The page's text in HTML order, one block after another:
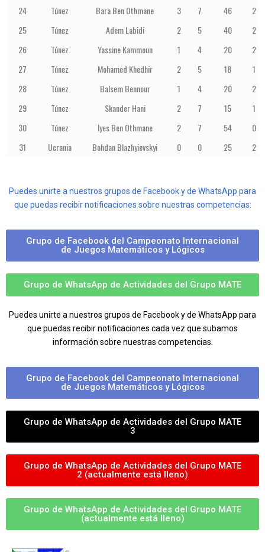
24
Túnez Bara Ben Othmane 3 7 46
2
25
Túnez Adem Labidi 2 5 40
2
26
Túnez Yassine Kammoun 1 4 20
2
27
Túnez Mohamed Khedhir 2 5 18
1
28
Túnez Balsem Bennour 1 4 20
2
29
Túnez Skander Hani 2 7 15
1
30
Túnez Iyes Ben Othmane 2 7 54
0
31
Ucrania Bohdan Blazhyievskyi 0 0 25 2
Puedes unirte a nuestros grupos de Facebook y de WhatsApp para
que puedas recibir notificaciones sobre nuestras competencias:
Grupo de Facebook del Campeonato Internacional
de Juegos Matemáticos y Lógicos
Grupo de WhatsApp de Actividades del Grupo MATE
Puedes unirte a nuestros grupos de Facebook y de WhatsApp para
que puedas recibir notificaciones cada vez que subamos
información sobre nuestras competencias.
Grupo de Facebook del Campeonato Internacional
de Juegos Matemáticos y Lógicos
Grupo de WhatsApp de Actividades del Grupo MATE
3
Grupo de WhatsApp de Actividades del Grupo MATE
2 (actualmente está lleno)
Grupo de WhatsApp de Actividades del Grupo MATE
(actualmente está lleno)